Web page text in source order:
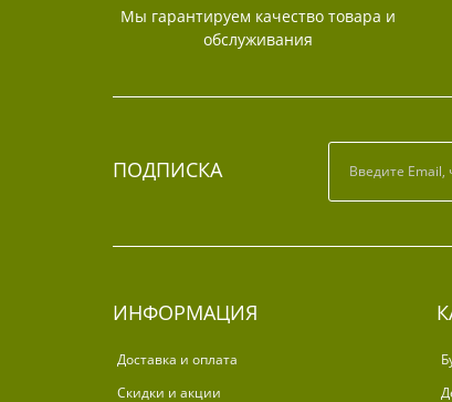
Мы гарантируем качество товара и
обслуживания
ПОДПИСКА
ИНФОРМАЦИЯ
Доставка и оплата
Скидки и акции